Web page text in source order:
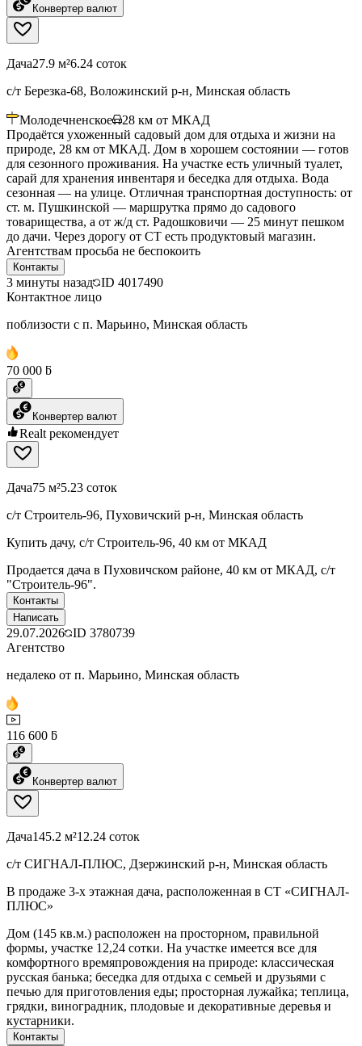
Конвертер валют
Дача27.9 м²6.24 соток
с/т Березка-68, Воложинский р-н, Минская область
Молодечненское 28 км от МКАД
Продаётся ухоженный садовый дом для отдыха и жизни на
природе, 28 км от МКАД. Дом в хорошем состоянии — готов
для сезонного проживания. На участке есть уличный туалет,
сарай для хранения инвентаря и беседка для отдыха. Вода
сезонная — на улице. Отличная транспортная доступность: от
ст. м. Пушкинской — маршрутка прямо до садового
товарищества, а от ж/д ст. Радошковичи — 25 минут пешком
до дачи. Через дорогу от СТ есть продуктовый магазин.
Агентствам просьба не беспокоить
Контакты
3 минуты назад ID 4017490
Контактное лицо
поблизости с п. Марьино, Минская область
70 000 ƃ
Конвертер валют
Realt рекомендует
Дача75 м²5.23 соток
с/т Строитель-96, Пуховичский р-н, Минская область
Купить дачу, с/т Строитель-96, 40 км от МКАД
Продается дача в Пуховичском районе, 40 км от МКАД, с/т
"Строитель-96".
Контакты
Написать
29.07.2026 ID 3780739
Агентство
недалеко от п. Марьино, Минская область
116 600 ƃ
Конвертер валют
Дача145.2 м²12.24 соток
с/т СИГНАЛ-ПЛЮС, Дзержинский р-н, Минская область
В продаже 3-х этажная дача, расположенная в СТ «СИГНАЛ-
ПЛЮС»
Дом (145 кв.м.) расположен на просторном, правильной
формы, участке 12,24 сотки. На участке имеется все для
комфортного времяпровождения на природе: классическая
русская банька; беседка для отдыха с семьей и друзьями с
печью для приготовления еды; просторная лужайка; теплица,
грядки, виноградник, плодовые и декоративные деревья и
кустарники.
Контакты